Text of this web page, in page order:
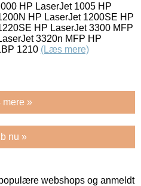
HP LaserJet 1005 HP
HP LaserJet 1200SE HP
HP LaserJet 3300 MFP
3320n MFP HP
1210 (Læs mere)
mere »
nu »
webshops og anmeldt